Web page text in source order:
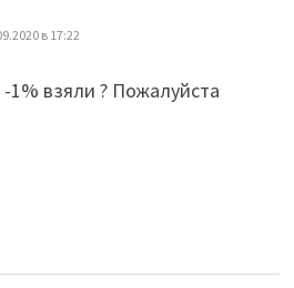
в 17:22
-1% взяли ? Пожалуйста